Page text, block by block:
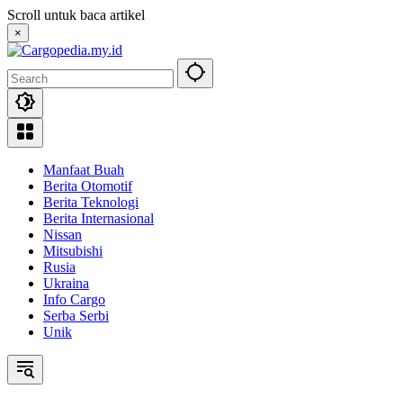
Skip
to
content
Scroll untuk baca artikel
×
Manfaat Buah
Berita Otomotif
Berita Teknologi
Berita Internasional
Nissan
Mitsubishi
Rusia
Ukraina
Info Cargo
Serba Serbi
Unik